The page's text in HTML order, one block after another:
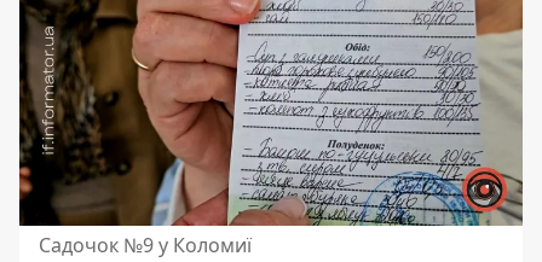
Садочок №9 у Коломиї